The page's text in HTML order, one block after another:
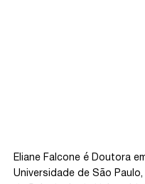
Eliane Falcone é Doutora
Universidade de São